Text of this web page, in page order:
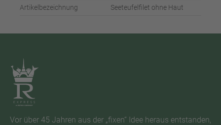
Artikelbezeichnung
Seeteufelfilet ohne Haut
Vor über 45 Jahren aus der „fixen“ Idee heraus entstanden,